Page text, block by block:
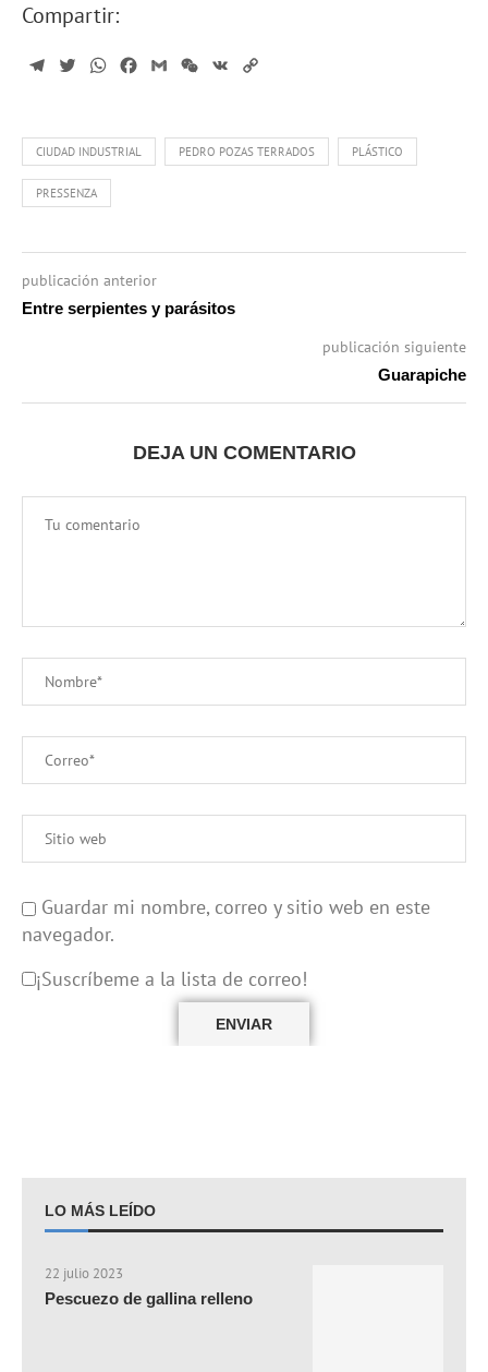
Compartir:
TelegramTwitterWhatsApp
Facebook
GmailWeChat
VK
CIUDAD INDUSTRIAL PEDRO POZAS TERRADOS PLÁSTICO
PRESSENZA
publicación anterior
Entre serpientes y parásitos
publicación siguiente
Guarapiche
DEJA UN COMENTARIO
Guardar mi nombre, correo y sitio web en este
navegador.
¡Suscríbeme a la lista de correo!
LO MÁS LEÍDO
22 julio 2023
Pescuezo de gallina relleno